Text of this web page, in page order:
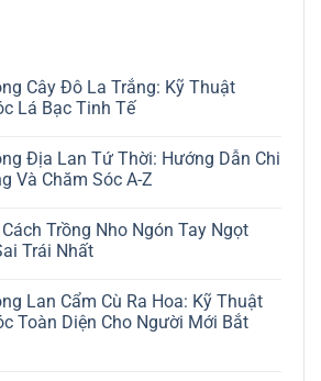
Cây Đô La Trắng: Kỹ Thuật
Lá Bạc Tinh Tế
Địa Lan Tứ Thời: Hướng Dẫn Chi
Và Chăm Sóc A-Z
Trồng Nho Ngón Tay Ngọt
Trái Nhất
Lan Cẩm Cù Ra Hoa: Kỹ Thuật
Toàn Diện Cho Người Mới Bắt